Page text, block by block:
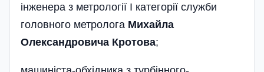
інженера з метрології І категорії служби
головного метролога Михайла
Олександровича Кротова;